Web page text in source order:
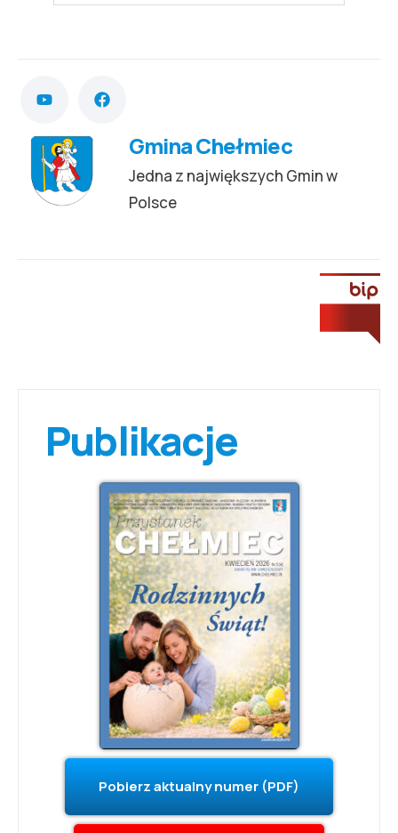
Gmina Chełmiec
Jedna z największych Gmin w
Polsce
Publikacje
Pobierz aktualny numer (PDF)